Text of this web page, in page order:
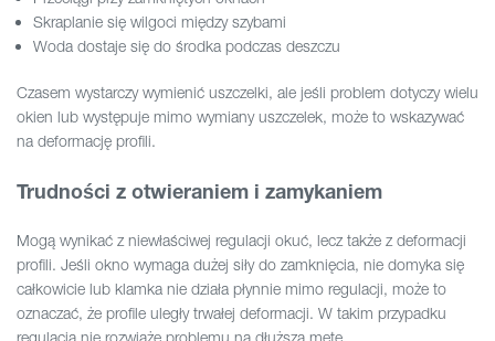
Skraplanie się wilgoci między szybami
Woda dostaje się do środka podczas deszczu
Czasem wystarczy wymienić uszczelki, ale jeśli problem dotyczy wielu
okien lub występuje mimo wymiany uszczelek, może to wskazywać
na deformację profili.
Trudności z otwieraniem i zamykaniem
Mogą wynikać z niewłaściwej regulacji okuć, lecz także z deformacji
profili. Jeśli okno wymaga dużej siły do zamknięcia, nie domyka się
całkowicie lub klamka nie działa płynnie mimo regulacji, może to
oznaczać, że profile uległy trwałej deformacji. W takim przypadku